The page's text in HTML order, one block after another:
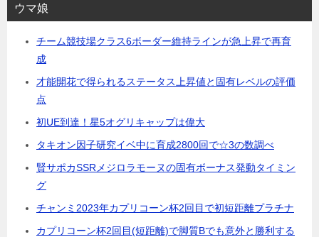
ウマ娘
チーム競技場クラス6ボーダー維持ラインが急上昇で再育
成
才能開花で得られるステータス上昇値と固有レベルの評価
点
初UE到達！星5オグリキャップは偉大
タキオン因子研究イベ中に育成2800回で☆3の数調べ
賢サポカSSRメジロラモーヌの固有ボーナス発動タイミン
グ
チャンミ2023年カプリコーン杯2回目で初短距離プラチナ
カプリコーン杯2回目(短距離)で脚質Bでも意外と勝利する